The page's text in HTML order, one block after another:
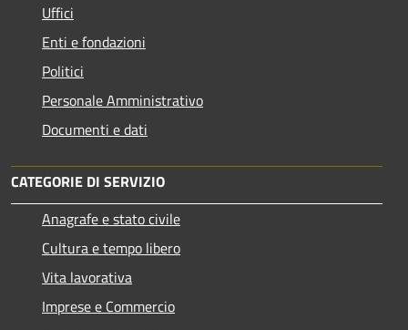
Uffici
Enti e fondazioni
Politici
Personale Amministrativo
Documenti e dati
CATEGORIE DI SERVIZIO
Anagrafe e stato civile
Cultura e tempo libero
Vita lavorativa
Imprese e Commercio